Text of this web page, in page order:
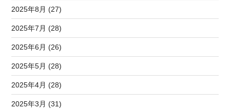
2025年8月 (27)
2025年7月 (28)
2025年6月 (26)
2025年5月 (28)
2025年4月 (28)
2025年3月 (31)